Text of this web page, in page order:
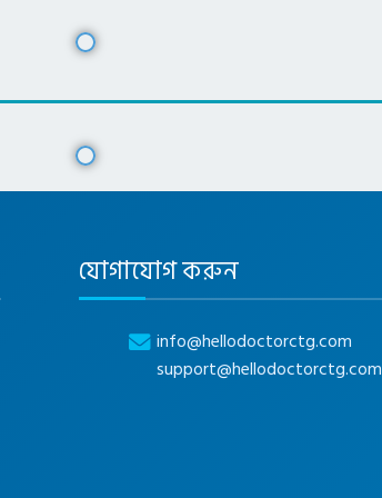
যোগাযোগ করুন
info@hellodoctorctg.com
support@hellodoctorctg.com